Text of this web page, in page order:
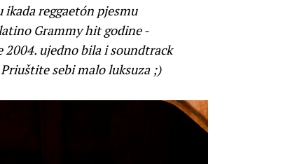
ikada reggaetón pjesmu
Grammy hit godine -
2004. ujedno bila i soundtrack
sebi malo luksuza ;)